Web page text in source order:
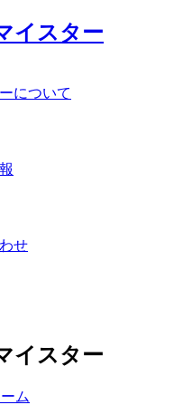
イスター
について
せ
イスター
ム